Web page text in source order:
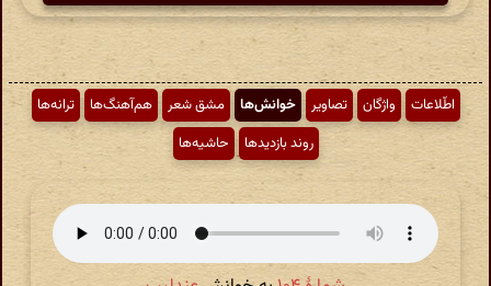
اطّلاعات واژگان تصاویر خوانش‌ها مشق شعر هم‌آهنگ‌ها
ترانه‌ها
روند بازدیدها
حاشیه‌ها